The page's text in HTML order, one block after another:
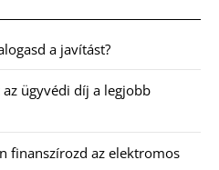
a javítást?
ügyvédi díj a legjobb
finanszírozd az elektromos